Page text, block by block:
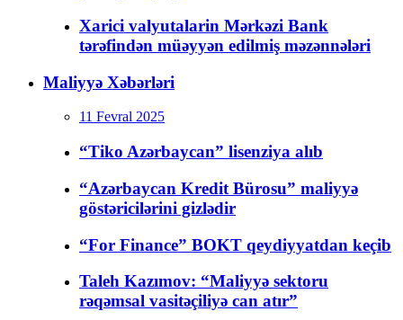
Xarici valyutalarin Mərkəzi Bank
tərəfindən müəyyən edilmiş məzənnələri
Maliyyə Xəbərləri
11 Fevral 2025
“Tiko Azərbaycan” lisenziya alıb
“Azərbaycan Kredit Bürosu” maliyyə
göstəricilərini gizlədir
“For Finance” BOKT qeydiyyatdan keçib
Taleh Kazımov: “Maliyyə sektoru
rəqəmsal vasitəçiliyə can atır”